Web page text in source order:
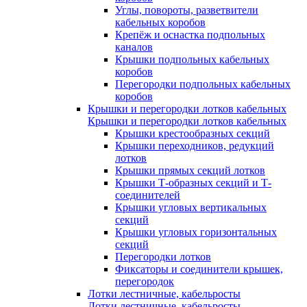
Углы, повороты, разветвители
кабельных коробов
Крепёж и оснастка подпольных
каналов
Крышки подпольных кабельных
коробов
Перегородки подпольных кабельных
коробов
Крышки и перегородки лотков кабельных
Крышки и перегородки лотков кабельных
Крышки крестообразных секций
Крышки переходников, редукций
лотков
Крышки прямых секций лотков
Крышки Т-образных секций и Т-
соединителей
Крышки угловых вертикальных
секций
Крышки угловых горизонтальных
секций
Перегородки лотков
Фиксаторы и соединители крышек,
перегородок
Лотки лестничные, кабельросты